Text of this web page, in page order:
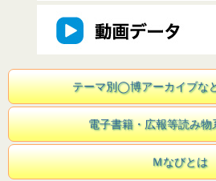
テーマ別◯博アーカイブな
電子書籍・広報等読み物
Ｍなびとは